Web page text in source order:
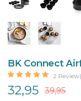
BK Connect
2
32,95 39,95